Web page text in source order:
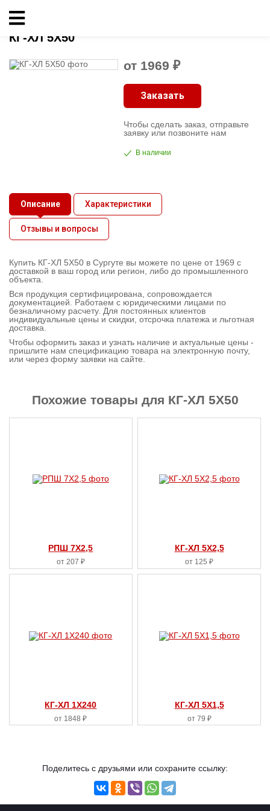
Кабельно-
продукция
Освещение
О
Контактная
информация
Главная
КГ-ХЛ 5X50
от 1969 ₽
Заказать
Чтобы сделать заказ, отправьте
заявку или позвоните нам
В наличии
Описание Характеристики
Отзывы и вопросы
Купить КГ-ХЛ 5X50 в Сургуте вы можете по цене от 1969 с
доставкой в ваш город или регион, либо до промышленного
объекта.
Вся продукция сертифицирована, сопровождается
документацией. Работаем с юридическими лицами по
безналичному расчету. Для постоянных клиентов
индивидуальные цены и скидки, отсрочка платежа и льготная
доставка.
Чтобы оформить заказ и узнать наличие и актуальные цены -
пришлите нам спецификацию товара на электронную почту,
или через форму заявки на сайте.
Похожие товары для КГ-ХЛ 5X50
РПШ 7X2,5
от 207 ₽
КГ-ХЛ 5X2,5
от 125 ₽
КГ-ХЛ 1X240
от 1848 ₽
КГ-ХЛ 5X1,5
от 79 ₽
Поделитесь с друзьями или сохраните ссылку: